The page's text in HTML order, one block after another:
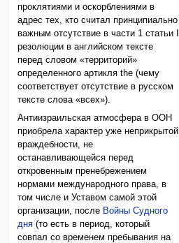
проклятиями и оскорблениями в
адрес тех, кто считал принципиально
важным отсутствие в части 1 статьи I
резолюции в английском тексте
перед словом «территорий»
определенного артикля the (чему
соответствует отсутствие в русском
тексте слова «всех»).
Антиизраильская атмосфера в ООН
приобрела характер уже неприкрытой
враждебности, не
останавливающейся перед
откровенным пренебрежением
нормами международного права, в
том числе и Уставом самой этой
организации, после Войны Судного
дня (то есть в период, который
совпал со временем пребывания на